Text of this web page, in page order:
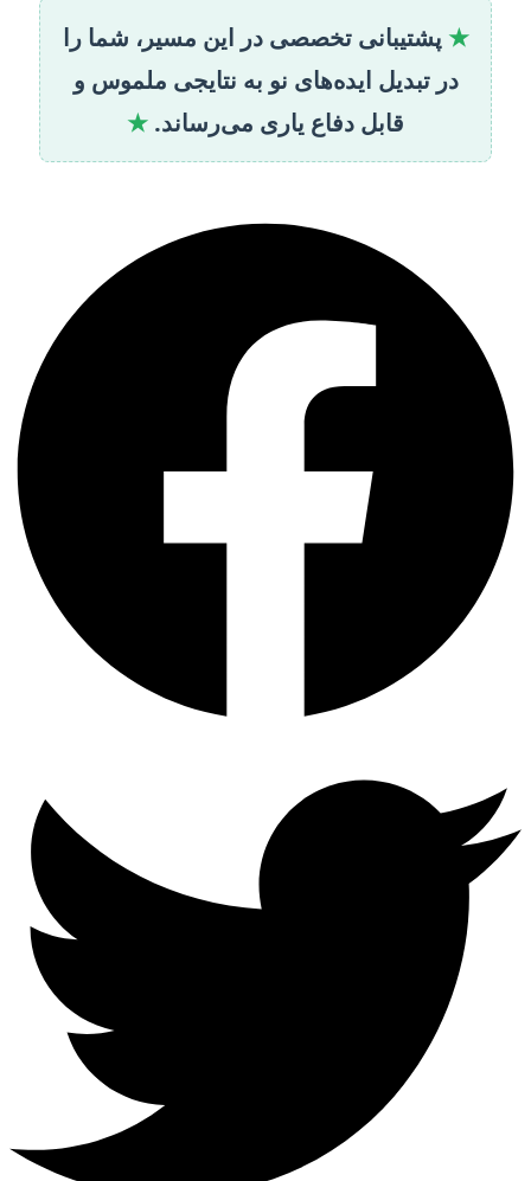
★ پشتیبانی تخصصی در این مسیر، شما را
در تبدیل ایده‌های نو به نتایجی ملموس و
قابل دفاع یاری می‌رساند. ★